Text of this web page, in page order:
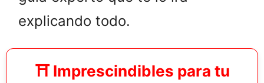
explicando todo.
⛩️ Imprescindibles para tu